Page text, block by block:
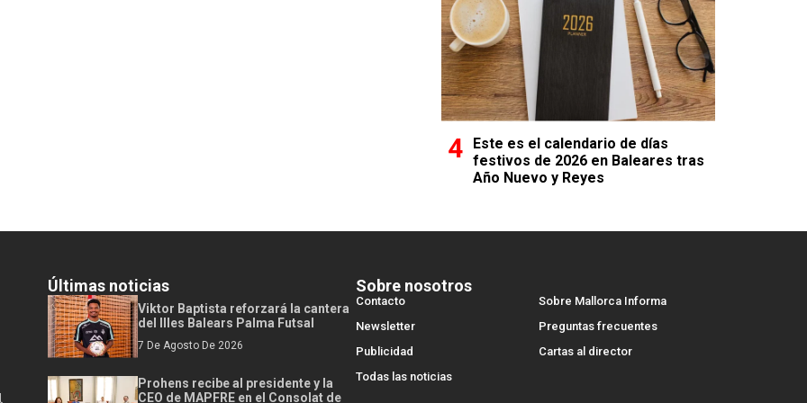
Este es el calendario de días
festivos de 2026 en Baleares tras
Año Nuevo y Reyes
Últimas noticias
Viktor Baptista reforzará la cantera
del Illes Balears Palma Futsal
7 De Agosto De 2026
Prohens recibe al presidente y la
CEO de MAPFRE en el Consolat de
Sobre nosotros
Contacto
Sobre Mallorca Informa
Newsletter
Preguntas frecuentes
Publicidad
Cartas al director
Todas las noticias